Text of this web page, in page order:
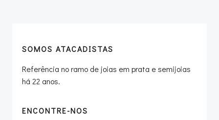
SOMOS ATACADISTAS
Referência no ramo de joias em prata e semijoias
há 22 anos.
ENCONTRE-NOS